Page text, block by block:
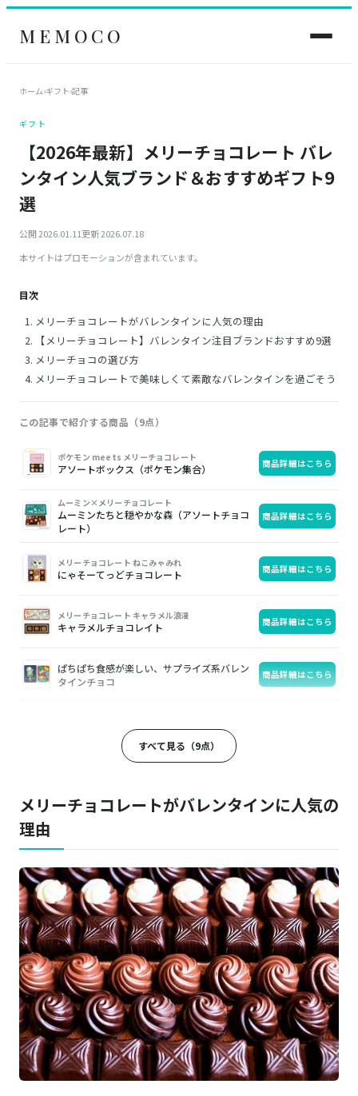
MEMOCO
ホーム›ギフト›記事
ギフト
【2026年最新】メリーチョコレート バレ
ンタイン人気ブランド＆おすすめギフト9
選
公開 2026.01.11更新 2026.07.18
本サイトはプロモーションが含まれています。
目次
メリーチョコレートがバレンタインに人気の理由
【メリーチョコレート】バレンタイン注目ブランドおすすめ9選
メリーチョコの選び方
メリーチョコレートで美味しくて素敵なバレンタインを過ごそう
この記事で紹介する商品（9点）
画
像
商
品
ポケモン meets メリーチョコレート
アソートボックス（ポケモン集合） 商品詳細はこちら
ムーミン×メリーチョコレート
ムーミンたちと穏やかな森（アソートチョコ
レート）
商品詳細はこちら
メリーチョコレート ねこみゃみれ
にゃそーてっどチョコレート 商品詳細はこちら
メリーチョコレート キャラメル浪漫
キャラメルチョコレイト 商品詳細はこちら
ぱちぱち食感が楽しい、サプライズ系バレン
タインチョコ
商品詳細はこちら
コンパス（羅針盤）
メリーチョコレート
ファンシーチョコレート１２個入 商品詳細はこちら
すべて見る（9点）
メリーチョコレートがバレンタインに人気の
理由